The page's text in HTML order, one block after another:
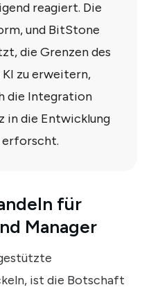
reagiert. Die
und BitStone
die Grenzen des
zu erweitern,
die Integration
in die Entwicklung
erforscht.
für
Manager
ist die Botschaft